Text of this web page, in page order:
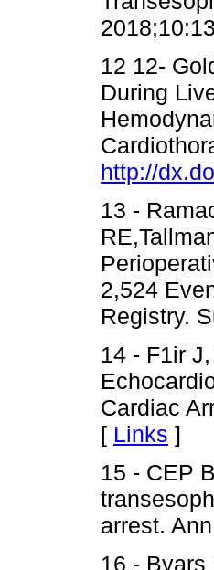
12 12-
During
http://
13 -
2,524
Registry.
14 - F1ir
Cardiac
[ Links ]
15 - CEP
arrest.
16 - Byars